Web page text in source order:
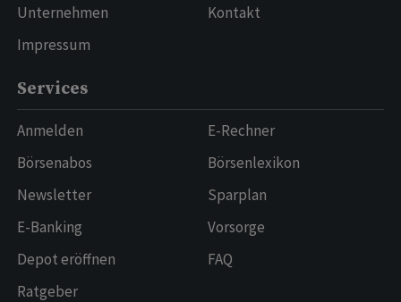
Unternehmen
Impressum
Kontakt
Services
Anmelden
Börsenabos
Newsletter
E-Banking
Depot eröffnen
Ratgeber
E-Rechner
Börsenlexikon
Sparplan
Vorsorge
FAQ